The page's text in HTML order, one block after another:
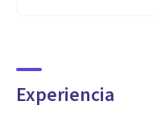
Experiencia